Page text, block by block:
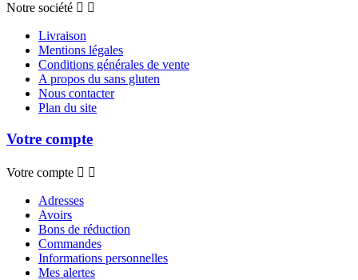
Notre société  
Livraison
Mentions légales
Conditions générales de vente
A propos du sans gluten
Nous contacter
Plan du site
Votre compte
Votre compte  
Adresses
Avoirs
Bons de réduction
Commandes
Informations personnelles
Mes alertes